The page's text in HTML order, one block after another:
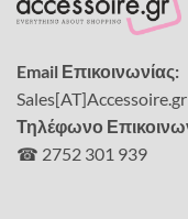
Email Επικοινωνίας:
Sales[AT]Accessoire.gr
Τηλέφωνο
☎ 2752 301 939